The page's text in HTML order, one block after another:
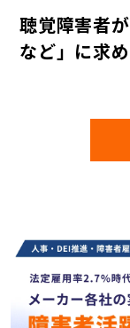
３．国の機
託を受けた
に対して協
様の同意を
を及ぼすお
４．その他
く提供する
います。そ
れた委託先
関する契約
措置を講じ
聴覚障害者
など」に求